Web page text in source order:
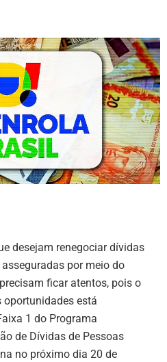
desejam renegociar dívidas
por meio do
ficar atentos, pois o
oportunidades está
1 do Programa
de Dívidas de Pessoas
no próximo dia 20 de